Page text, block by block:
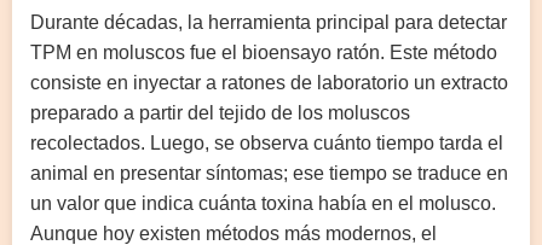
Durante décadas, la herramienta principal para detectar
TPM en moluscos fue el bioensayo ratón. Este método
consiste en inyectar a ratones de laboratorio un extracto
preparado a partir del tejido de los moluscos
recolectados. Luego, se observa cuánto tiempo tarda el
animal en presentar síntomas; ese tiempo se traduce en
un valor que indica cuánta toxina había en el molusco.
Aunque hoy existen métodos más modernos, el